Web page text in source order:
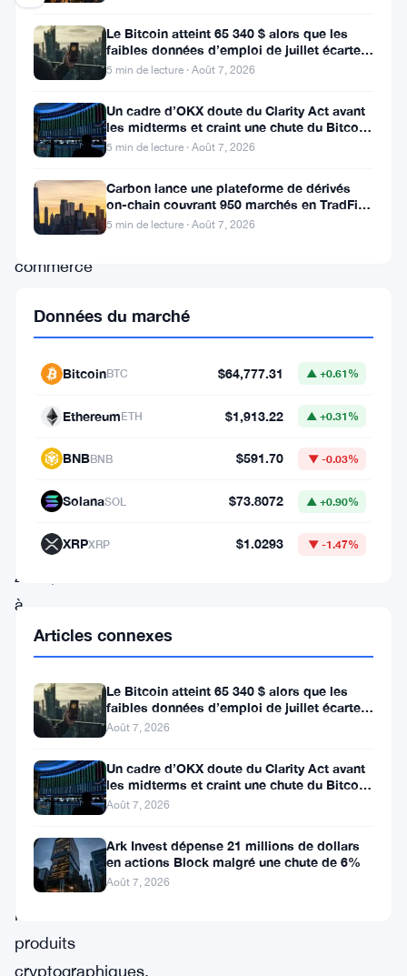
société
Charles
Schwab
prévoit
d’introduire
commerce
comptant
Bitcoin
dans
première
moitié
l’année
2026,
à
suite
d’une
augmentation
l’intérêt
investisseurs
pour
les
produits
cryptographiques.
Le Bitcoin atteint 65 340 $ alors que les
faibles données d’emploi de juillet écartent
une hausse des taux en
5 min de lecture · Août 7, 2026
Un cadre d’OKX doute du Clarity Act avant
les midterms et craint une chute du Bitcoin
à 55 000 $
5 min de lecture · Août 7, 2026
Carbon lance une plateforme de dérivés
on-chain couvrant 950 marchés en TradFi et
crypto
5 min de lecture · Août 7, 2026
Données du marché
BitcoinBTC $64,777.31 ▲ +0.61%
EthereumETH $1,913.22 ▲ +0.31%
BNBBNB $591.70 ▼ -0.03%
SolanaSOL $73.8072 ▲ +0.90%
XRPXRP $1.0293 ▼ -1.47%
Articles connexes
Le Bitcoin atteint 65 340 $ alors que les
faibles données d’emploi de juillet écartent
une hausse des taux en
Août 7, 2026
Un cadre d’OKX doute du Clarity Act avant
les midterms et craint une chute du Bitcoin
à 55 000 $
Août 7, 2026
Ark Invest dépense 21 millions de dollars
en actions Block malgré une chute de 6%
Août 7, 2026